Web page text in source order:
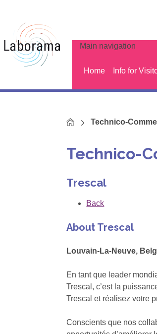
Main navigation
Home Info for
HomeTechnico-
Technico-
Trescal
Back
About Trescal
Louvain-La-Neuve,
En tant que leader
Trescal, c’est la
Trescal et réalisez votre
Conscients que nos